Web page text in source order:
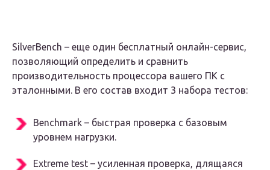
SilverBench – еще один бесплатный онлайн-сервис,
позволяющий определить и сравнить
производительность процессора вашего ПК с
эталонными. В его состав входит 3 набора тестов:
Benchmark – быстрая проверка с базовым
уровнем нагрузки.
Extreme test – усиленная проверка, длящаяся